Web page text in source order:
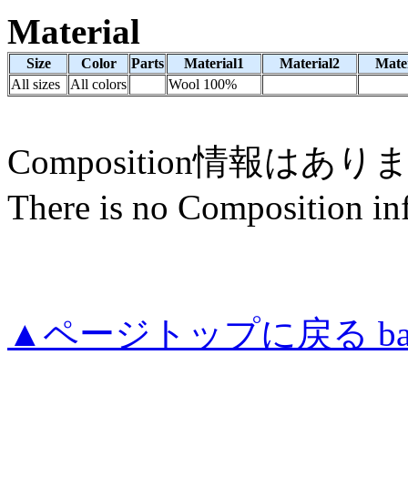
Material
Size Color Parts Material1 Material2
All sizes
All colors Wool 100%
Composition情報はあり
There is no Composition
▲ページトップに戻る